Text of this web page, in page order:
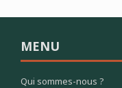
MENU
Qui sommes-nous ?